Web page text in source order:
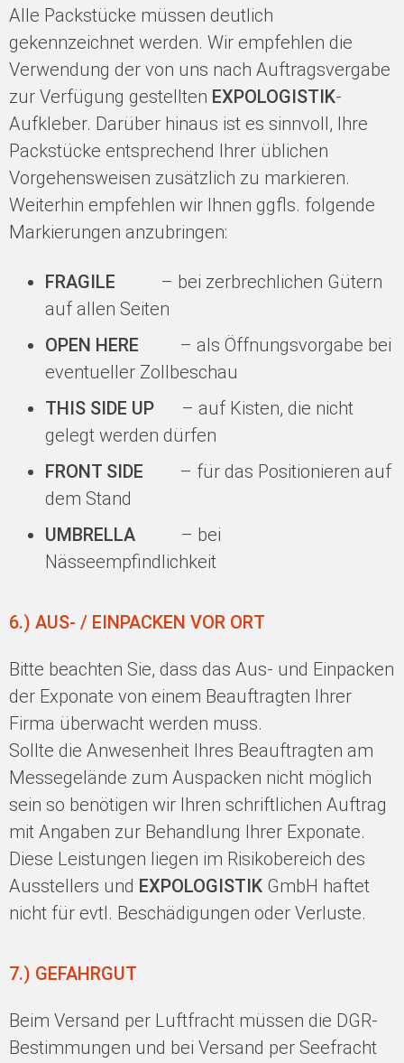
Alle Packstücke müssen deutlich
gekennzeichnet werden. Wir empfehlen die
Verwendung der von uns nach Auftragsvergabe
zur Verfügung gestellten EXPOLOGISTIK-
Aufkleber. Darüber hinaus ist es sinnvoll, Ihre
Packstücke entsprechend Ihrer üblichen
Vorgehensweisen zusätzlich zu markieren.
Weiterhin empfehlen wir Ihnen ggfls. folgende
Markierungen anzubringen:
FRAGILE – bei zerbrechlichen Gütern
auf allen Seiten
OPEN HERE – als Öffnungsvorgabe bei
eventueller Zollbeschau
THIS SIDE UP – auf Kisten, die nicht
gelegt werden dürfen
FRONT SIDE – für das Positionieren auf
dem Stand
UMBRELLA
– bei
Nässeempfindlichkeit
6.) AUS- / EINPACKEN VOR ORT
Bitte beachten Sie, dass das Aus- und Einpacken
der Exponate von einem Beauftragten Ihrer
Firma überwacht werden muss.
Sollte die Anwesenheit Ihres Beauftragten am
Messegelände zum Auspacken nicht möglich
sein so benötigen wir Ihren schriftlichen Auftrag
mit Angaben zur Behandlung Ihrer Exponate.
Diese Leistungen liegen im Risikobereich des
Ausstellers und EXPOLOGISTIK GmbH haftet
nicht für evtl. Beschädigungen oder Verluste.
7.) GEFAHRGUT
Beim Versand per Luftfracht müssen die DGR-
Bestimmungen und bei Versand per Seefracht